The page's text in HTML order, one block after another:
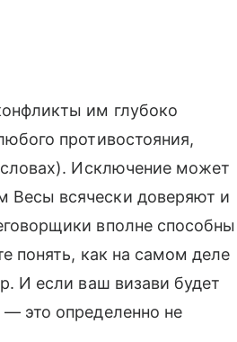
им глубоко
противостояния,
словах). Исключение может
Весы всячески доверяют и
вполне способны
понять, как на самом деле
И если ваш визави будет
— это определенно не